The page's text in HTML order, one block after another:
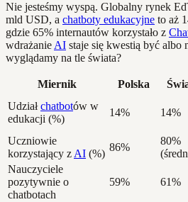
Nie jesteśmy wyspą. Globalny rynek
mld USD, a chatboty edukacyjne to aż
gdzie 65% internautów korzystało z
wdrażanie AI staje się kwestią być albo
wyglądamy na tle świata?
Miernik Polska
Udziałchatbotów w
edukacji (%)
14% 14%
Uczniowie
korzystający z AI (%)
86%
80%
Nauczyciele
pozytywnie o
chatbotach
59% 61%